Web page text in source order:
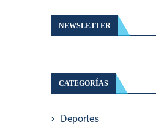
NEWSLETTER
CATEGORÍAS
Deportes